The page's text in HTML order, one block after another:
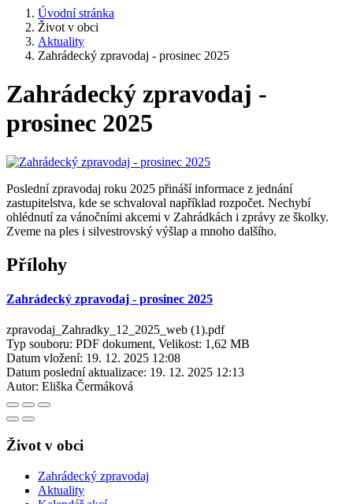
Úvodní stránka
Život v obci
Aktuality
Zahrádecký zpravodaj - prosinec 2025
Zahrádecký zpravodaj -
prosinec 2025
Poslední zpravodaj roku 2025 přináší informace z jednání
zastupitelstva, kde se schvaloval například rozpočet. Nechybí
ohlédnutí za vánočními akcemi v Zahrádkách i zprávy ze školky.
Zveme na ples i silvestrovský výšlap a mnoho dalšího.
Přílohy
Zahrádecký zpravodaj - prosinec 2025
zpravodaj_Zahradky_12_2025_web (1).pdf
Typ souboru: PDF dokument, Velikost: 1,62 MB
Datum vložení: 19. 12. 2025 12:08
Datum poslední aktualizace: 19. 12. 2025 12:13
Autor: Eliška Čermáková
Život v obci
Zahrádecký zpravodaj
Aktuality